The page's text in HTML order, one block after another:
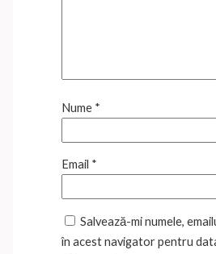
Nume *
Email *
Salvează-mi numele,
în acest navigator pentru